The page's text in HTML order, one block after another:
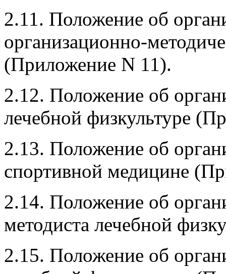
2.11. Положение об
организационно-
(Приложение N 11).
2.12. Положение об
лечебной физкультуре
2.13. Положение об
спортивной медицине
2.14. Положение об
методиста лечебной
2.15. Положение об